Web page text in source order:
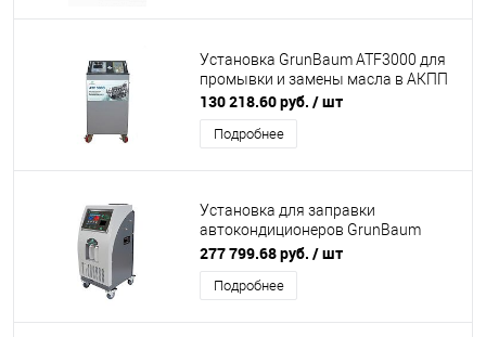
Установка GrunBaum ATF3000 для
промывки и замены масла в АКПП
130 218.60 руб. / шт
Подробнее
Установка для заправки
автокондиционеров GrunBaum
AC9000S 1234yf, автоматическая,
1234yf
277 799.68 руб. / шт
Подробнее